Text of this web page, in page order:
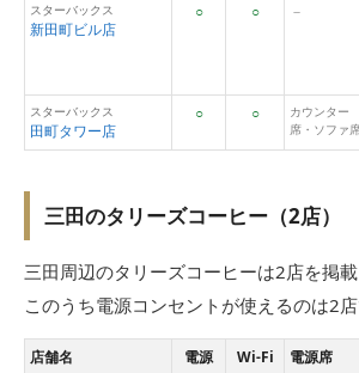
スターバックス
新田町ビル店
○ ○ －
スターバックス
田町タワー店
○ ○
カウンター
席・ソファ
三田のタリーズコーヒー（2店）
三田周辺のタリーズコーヒーは2店を掲載
このうち電源コンセントが使えるのは2店
店舗名 電源 Wi-Fi 電源席